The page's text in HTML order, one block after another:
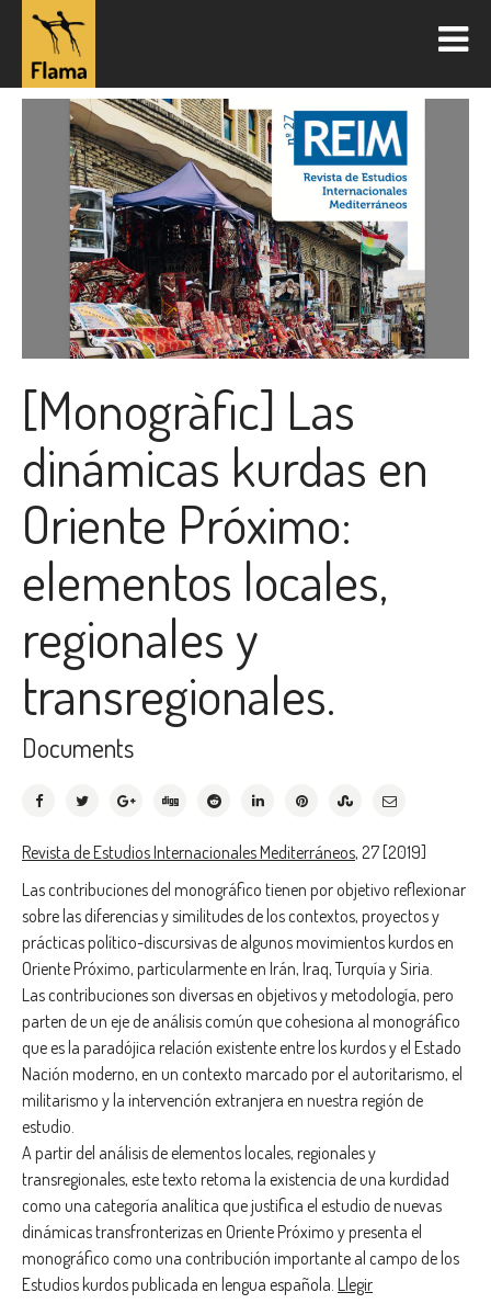
[Monogràfic] Las
dinámicas kurdas en
Oriente Próximo:
elementos locales,
regionales y
transregionales.
Documents
Revista de Estudios Internacionales Mediterráneos, 27 [2019]
Las contribuciones del monográfico tienen por objetivo reflexionar
sobre las diferencias y similitudes de los contextos, proyectos y
prácticas político-discursivas de algunos movimientos kurdos en
Oriente Próximo, particularmente en Irán, Iraq, Turquía y Siria.
Las contribuciones son diversas en objetivos y metodología, pero
parten de un eje de análisis común que cohesiona al monográfico
que es la paradójica relación existente entre los kurdos y el Estado
Nación moderno, en un contexto marcado por el autoritarismo, el
militarismo y la intervención extranjera en nuestra región de
estudio.
A partir del análisis de elementos locales, regionales y
transregionales, este texto retoma la existencia de una kurdidad
como una categoría analítica que justifica el estudio de nuevas
dinámicas transfronterizas en Oriente Próximo y presenta el
monográfico como una contribución importante al campo de los
Estudios kurdos publicada en lengua española. Llegir